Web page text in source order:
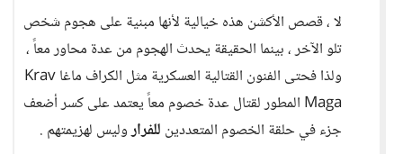
لا ، قصص الأكشن هذه خيالية لأنها مبنية على هجوم شخص
تلو الآخر ، بينما الحقيقة يحدث الهجوم من عدة محاور معاً ،
ولذا فحتى الفنون القتالية العسكرية مثل الكراف ماغا Krav
Maga المطور لقتال عدة خصوم معاً يعتمد على كسر أضعف
جزء في حلقة الخصوم المتعددين للفراروليس لهزيمتهم .